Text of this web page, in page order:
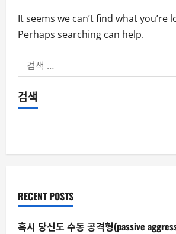
It seems we can’t find what you’re
Perhaps searching can help.
색:
검색
RECENT POSTS
혹시 당신도 수동 공격형(passive